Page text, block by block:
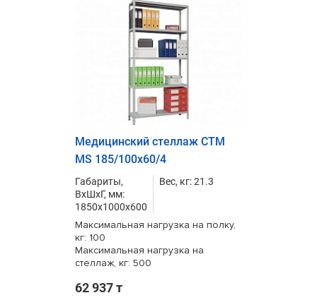
Медицинский стеллаж СТМ
MS 185/100х60/4
Габариты,
ВxШxГ, мм:
1850x1000x600
Вес, кг: 21.3
Максимальная нагрузка на полку,
кг: 100
Максимальная нагрузка на
стеллаж, кг: 500
62 937 т